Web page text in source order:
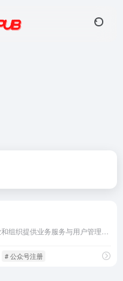
# 公众号注册